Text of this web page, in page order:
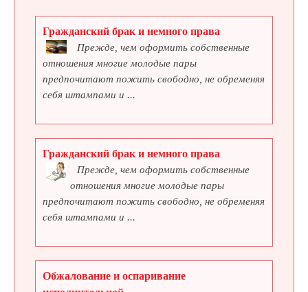
Гражданский брак и немного права
Прежде, чем оформить собственные
отношения многие молодые пары
предпочитают пожить свободно, не обременяя
себя штампами и ...
Гражданский брак и немного права
Прежде, чем оформить собственные
отношения многие молодые пары
предпочитают пожить свободно, не обременяя
себя штампами и ...
Обжалование и оспаривание